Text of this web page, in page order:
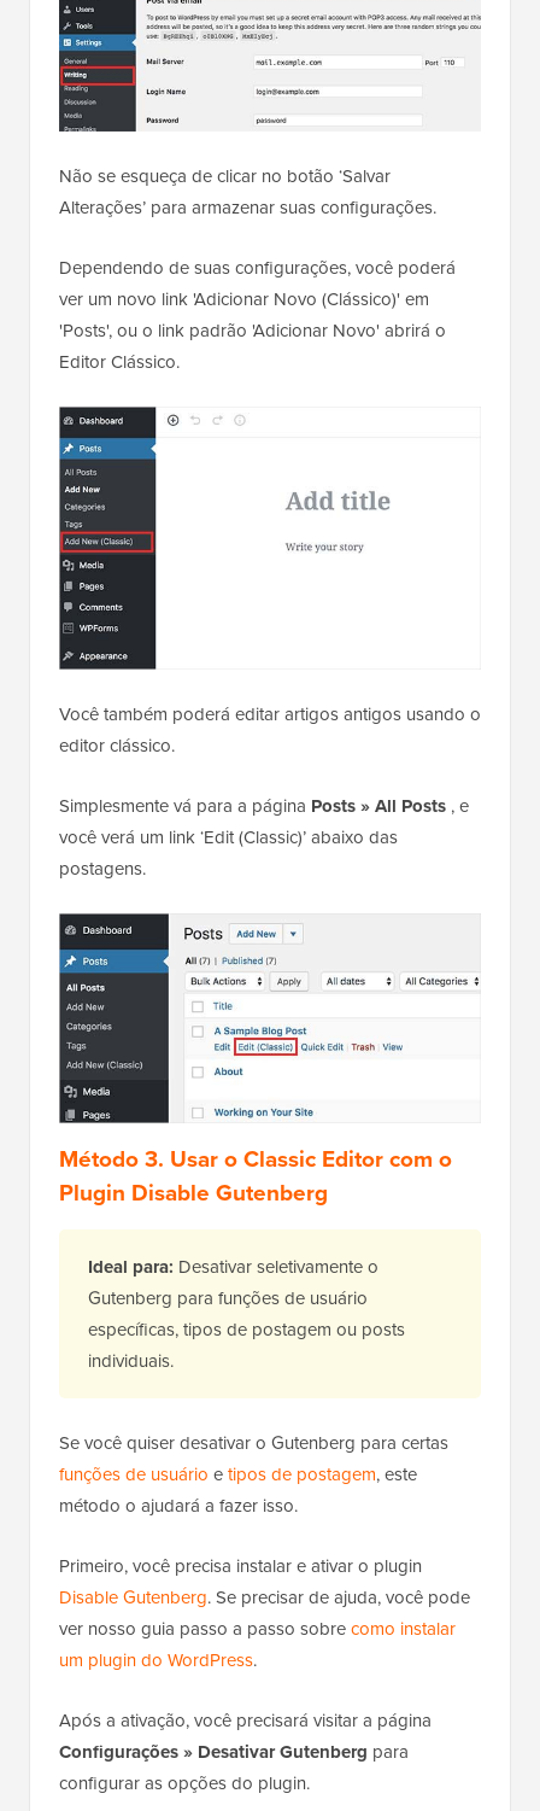
Não se esqueça de clicar no botão ‘Salvar
Alterações’ para armazenar suas configurações.
Dependendo de suas configurações, você poderá
ver um novo link 'Adicionar Novo (Clássico)' em
'Posts', ou o link padrão 'Adicionar Novo' abrirá o
Editor Clássico.
Você também poderá editar artigos antigos usando o
editor clássico.
Simplesmente vá para a página Posts » All Posts , e
você verá um link ‘Edit (Classic)’ abaixo das
postagens.
Método 3. Usar o Classic Editor com o
Plugin Disable Gutenberg
Ideal para: Desativar seletivamente o
Gutenberg para funções de usuário
específicas, tipos de postagem ou posts
individuais.
Se você quiser desativar o Gutenberg para certas
funções de usuário etipos de postagem, este
método o ajudará a fazer isso.
Primeiro, você precisa instalar e ativar o plugin
Disable Gutenberg. Se precisar de ajuda, você pode
ver nosso guia passo a passo sobrecomo instalar
um plugin do WordPress.
Após a ativação, você precisará visitar a página
Configurações » Desativar Gutenberg para
configurar as opções do plugin.